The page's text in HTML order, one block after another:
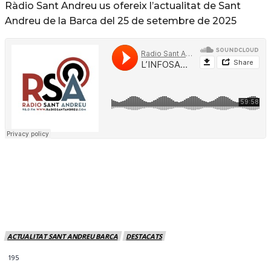
Ràdio Sant Andreu us ofereix l’actualitat de Sant
Andreu de la Barca del 25 de setembre de 2025
ACTUALITAT SANT ANDREU BARCA DESTACATS
195